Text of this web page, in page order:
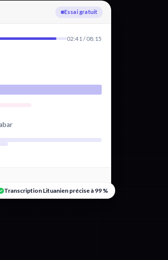
Téléversement
02:41 / 08:15
Transcription Lituanien précise à 99 %